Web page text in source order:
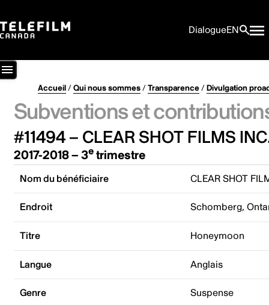
DialogueEN
Accueil/Qui nous sommes/Transparence/Divulgation
Subventions et
#11494 – CLEAR SHOT FILMS
2017-2018 – 3etrimestre
Nom du bénéficiaire CLEAR SHOT
Endroit Schomberg,
Titre Honeymoon
Langue Anglais
Genre Suspense